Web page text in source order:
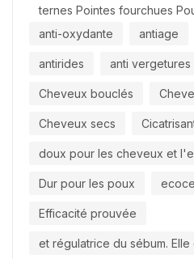
ternes Pointes fourchues
anti-oxydante
antiage
antirides anti vergetures
Cheveux bouclés
Cheveux secs
doux pour les cheveux et
Dur pour les poux
Efficacité prouvée
et régulatrice du sébum.